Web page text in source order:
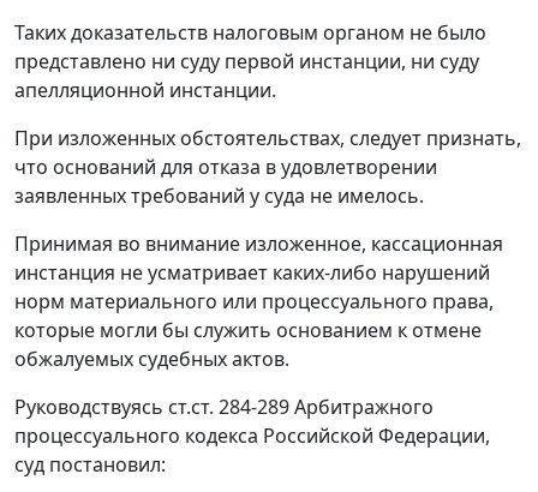
Таких доказательств налоговым органом не было
представлено ни суду первой инстанции, ни суду
апелляционной инстанции.
При изложенных обстоятельствах, следует признать,
что оснований для отказа в удовлетворении
заявленных требований у суда не имелось.
Принимая во внимание изложенное, кассационная
инстанция не усматривает каких-либо нарушений
норм материального или процессуального права,
которые могли бы служить основанием к отмене
обжалуемых судебных актов.
Руководствуясь ст.ст. 284-289 Арбитражного
процессуального кодекса Российской Федерации,
суд постановил: